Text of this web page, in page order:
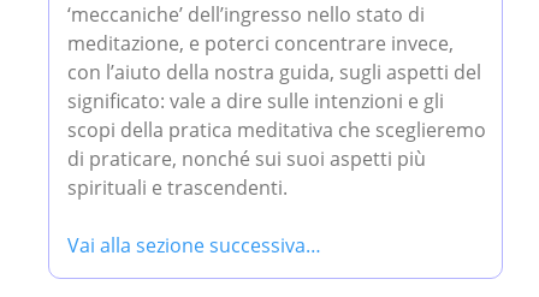
‘meccaniche’ dell’ingresso nello stato di
meditazione, e poterci concentrare invece,
con l’aiuto della nostra guida, sugli aspetti del
significato: vale a dire sulle intenzioni e gli
scopi della pratica meditativa che sceglieremo
di praticare, nonché sui suoi aspetti più
spirituali e trascendenti.
Vai alla sezione successiva…